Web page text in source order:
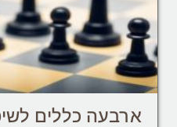
ארבעה כללים